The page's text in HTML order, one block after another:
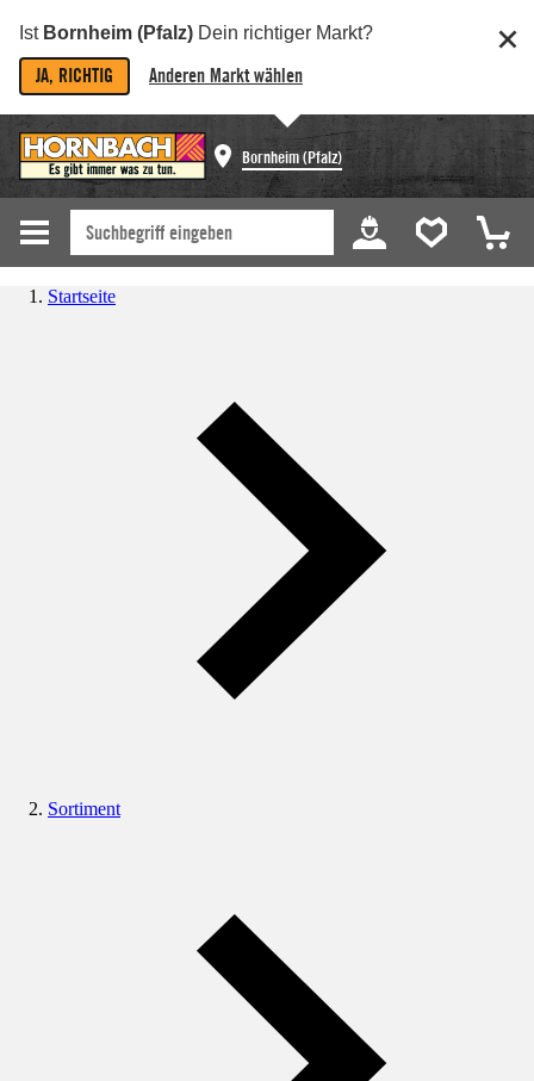
Ist Bornheim (Pfalz) Dein richtiger Markt?
JA, RICHTIG Anderen Markt wählen
Bornheim (Pfalz)
Startseite
Sortiment